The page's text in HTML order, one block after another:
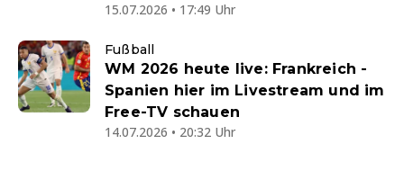
15.07.2026 • 17:49 Uhr
Fußball
WM 2026 heute live: Frankreich -
Spanien hier im Livestream und im
Free-TV schauen
14.07.2026 • 20:32 Uhr